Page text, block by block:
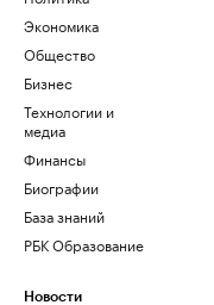
Экономика
Общество
Бизнес
Технологии и
медиа
Финансы
Биографии
База знаний
РБК Образование
Новости